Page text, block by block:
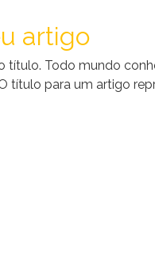
artigo
Todo mundo
título para um artigo